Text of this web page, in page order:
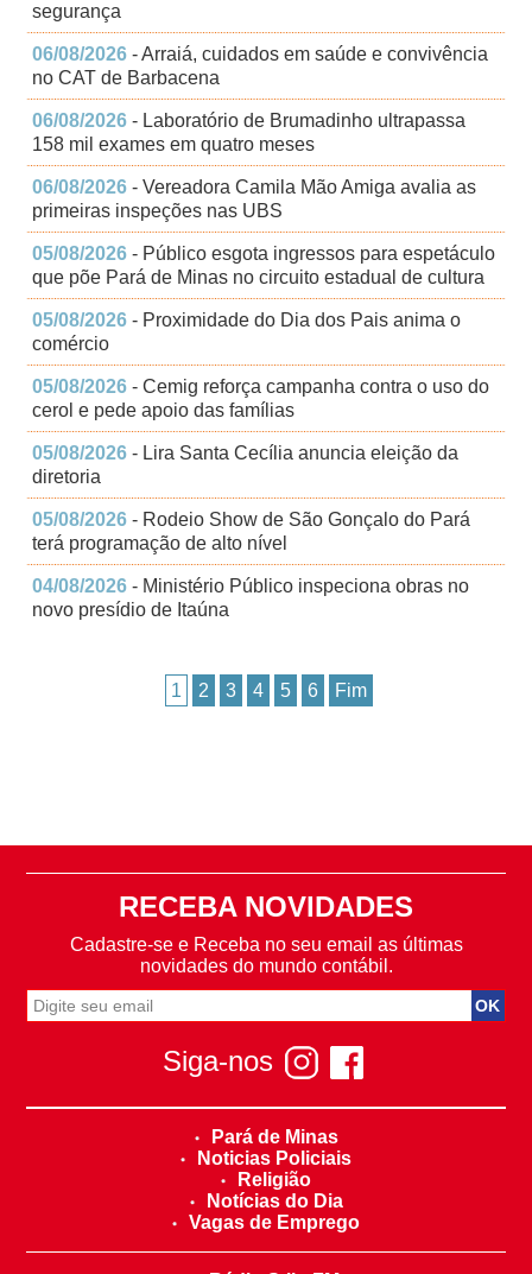
segurança
06/08/2026 - Arraiá, cuidados em saúde e convivência
no CAT de Barbacena
06/08/2026 - Laboratório de Brumadinho ultrapassa
158 mil exames em quatro meses
06/08/2026 - Vereadora Camila Mão Amiga avalia as
primeiras inspeções nas UBS
05/08/2026 - Público esgota ingressos para espetáculo
que põe Pará de Minas no circuito estadual de cultura
05/08/2026 - Proximidade do Dia dos Pais anima o
comércio
05/08/2026 - Cemig reforça campanha contra o uso do
cerol e pede apoio das famílias
05/08/2026 - Lira Santa Cecília anuncia eleição da
diretoria
05/08/2026 - Rodeio Show de São Gonçalo do Pará
terá programação de alto nível
04/08/2026 - Ministério Público inspeciona obras no
novo presídio de Itaúna
1 2 3 4 5 6 Fim
RECEBA NOVIDADES
Cadastre-se e Receba no seu email as últimas
novidades do mundo contábil.
Siga-nos
Pará de Minas
Noticias Policiais
Religião
Notícias do Dia
Vagas de Emprego